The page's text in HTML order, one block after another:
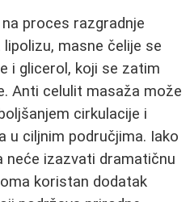
proces razgradnje
masne čelije se
i glicerol, koji se zatim
Anti celulit masaža može
cirkulacije i
u ciljnim područjima. Iako
neće izazvati dramatičnu
koristan dodatak